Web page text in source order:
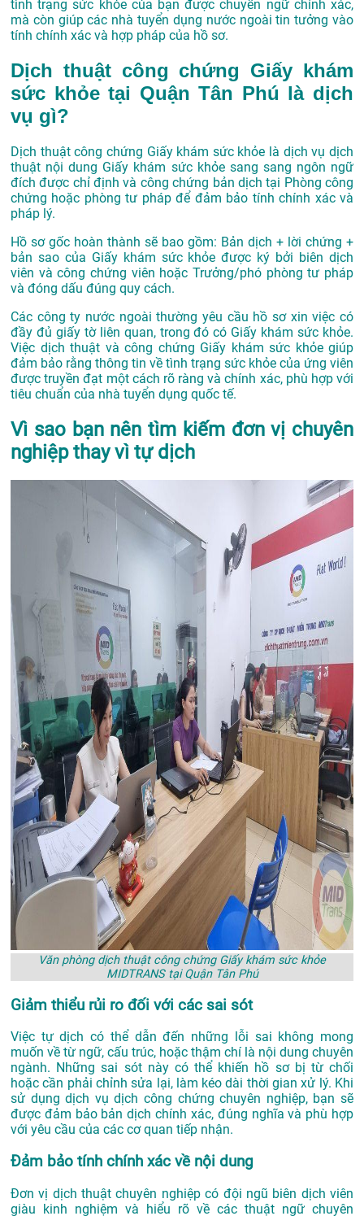
tình trạng sức khỏe của bạn được chuyển ngữ chính xác,
mà còn giúp các nhà tuyển dụng nước ngoài tin tưởng vào
tính chính xác và hợp pháp của hồ sơ.
Dịch thuật công chứng Giấy khám
sức khỏe tại Quận Tân Phú là dịch
vụ gì?
Dịch thuật công chứng Giấy khám sức khỏe là dịch vụ dịch
thuật nội dung Giấy khám sức khỏe sang sang ngôn ngữ
đích được chỉ định và công chứng bản dịch tại Phòng công
chứng hoặc phòng tư pháp để đảm bảo tính chính xác và
pháp lý.
Hồ sơ gốc hoàn thành sẽ bao gồm: Bản dịch + lời chứng +
bản sao của Giấy khám sức khỏe được ký bởi biên dịch
viên và công chứng viên hoặc Trưởng/phó phòng tư pháp
và đóng dấu đúng quy cách.
Các công ty nước ngoài thường yêu cầu hồ sơ xin việc có
đầy đủ giấy tờ liên quan, trong đó có Giấy khám sức khỏe.
Việc dịch thuật và công chứng Giấy khám sức khỏe giúp
đảm bảo rằng thông tin về tình trạng sức khỏe của ứng viên
được truyền đạt một cách rõ ràng và chính xác, phù hợp với
tiêu chuẩn của nhà tuyển dụng quốc tế.
Vì sao bạn nên tìm kiếm đơn vị chuyên
nghiệp thay vì tự dịch
Văn phòng dịch thuật công chứng Giấy khám sức khỏe
MIDTRANS tại Quận Tân Phú
Giảm thiểu rủi ro đối với các sai sót
Việc tự dịch có thể dẫn đến những lỗi sai không mong
muốn về từ ngữ, cấu trúc, hoặc thậm chí là nội dung chuyên
ngành. Những sai sót này có thể khiến hồ sơ bị từ chối
hoặc cần phải chỉnh sửa lại, làm kéo dài thời gian xử lý. Khi
sử dụng dịch vụ dịch công chứng chuyên nghiệp, bạn sẽ
được đảm bảo bản dịch chính xác, đúng nghĩa và phù hợp
với yêu cầu của các cơ quan tiếp nhận.
Đảm bảo tính chính xác về nội dung
Đơn vị dịch thuật chuyên nghiệp có đội ngũ biên dịch viên
giàu kinh nghiệm và hiểu rõ về các thuật ngữ chuyên